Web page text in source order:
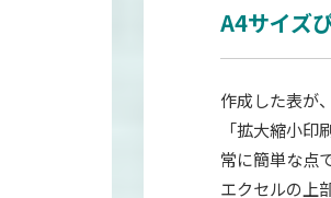
A4サイズ
作成した表が
「拡大縮小
常に簡単な点
エクセルの上